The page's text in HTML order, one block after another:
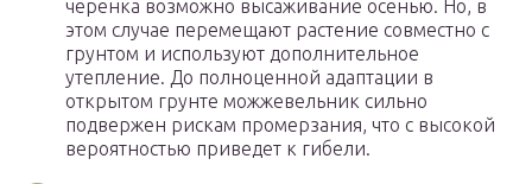
черенка возможно высаживание осенью. Но, в
этом случае перемещают растение совместно с
грунтом и используют дополнительное
утепление. До полноценной адаптации в
открытом грунте можжевельник сильно
подвержен рискам промерзания, что с высокой
вероятностью приведет к гибели.